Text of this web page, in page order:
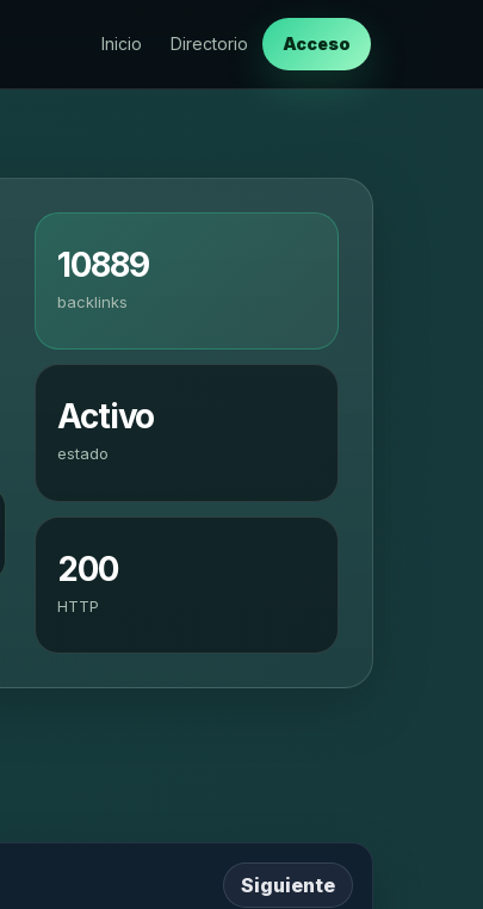
Inicio Directorio Acceso
10889
backlinks
Activo
estado
200
HTTP
Siguiente